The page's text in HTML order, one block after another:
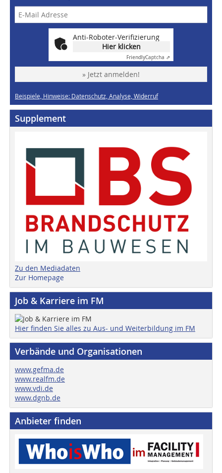
Anti-Roboter-Verifizierung
Hier klicken
FriendlyCaptcha ⇗
» Jetzt anmelden!
Beispiele, Hinweise: Datenschutz, Analyse, Widerruf
Supplement
Zu den Mediadaten
Zur Homepage
Job & Karriere im FM
Hier finden Sie alles zu Aus- und Weiterbildung im FM
Verbände und Organisationen
www.gefma.de
www.realfm.de
www.vdi.de
www.dgnb.de
Anbieter finden